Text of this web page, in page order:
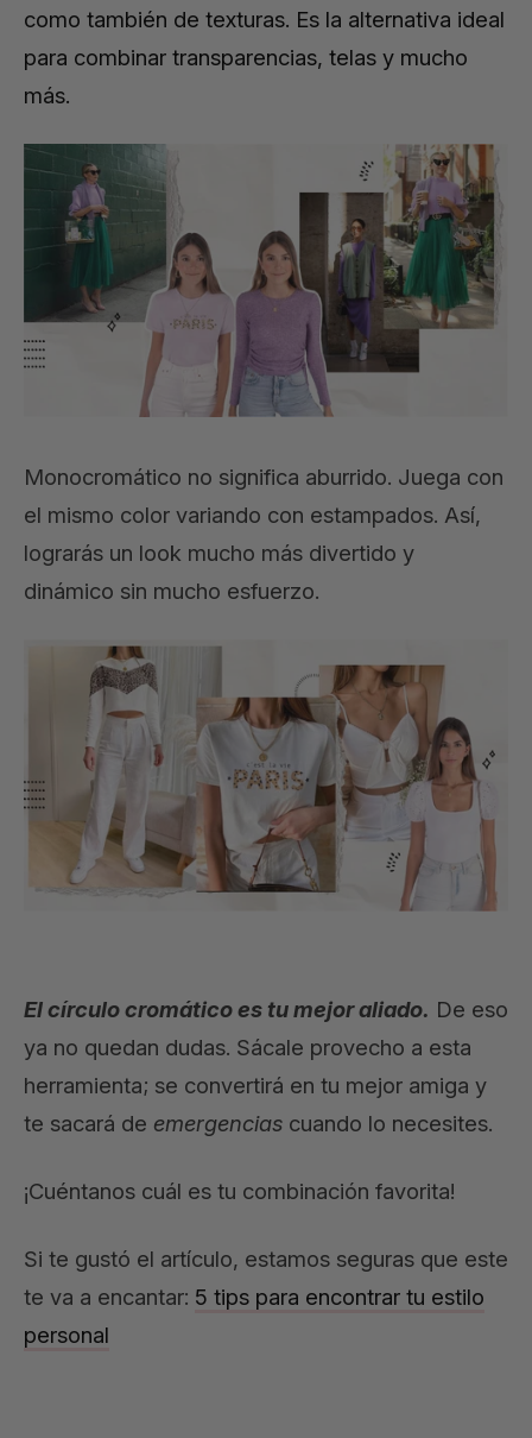
como también de texturas. Es la alternativa ideal
para combinar transparencias, telas y mucho
más.
Monocromático no significa aburrido. Juega con
el mismo color variando con estampados. Así,
lograrás un look mucho más divertido y
dinámico sin mucho esfuerzo.
El círculo cromático es tu mejor aliado. De eso
ya no quedan dudas. Sácale provecho a esta
herramienta; se convertirá en tu mejor amiga y
te sacará de emergencias cuando lo necesites.
¡Cuéntanos cuál es tu combinación favorita!
Si te gustó el artículo, estamos seguras que este
te va a encantar: 5 tips para encontrar tu estilo
personal